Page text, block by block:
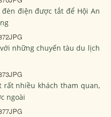
điện được tắt để Hội An
những chuyến tàu du lịch
nhiều khách tham quan,
ngoài